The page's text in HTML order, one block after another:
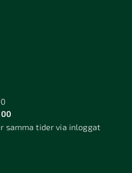
samma tider via inloggat